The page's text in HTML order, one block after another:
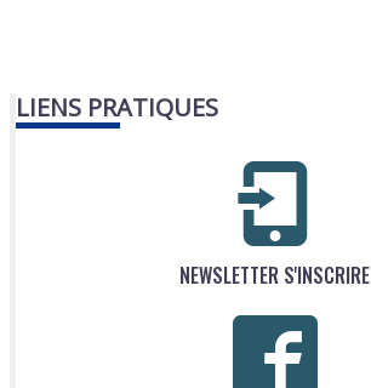
LIENS PRATIQUES
NEWSLETTER S'INSCRIRE